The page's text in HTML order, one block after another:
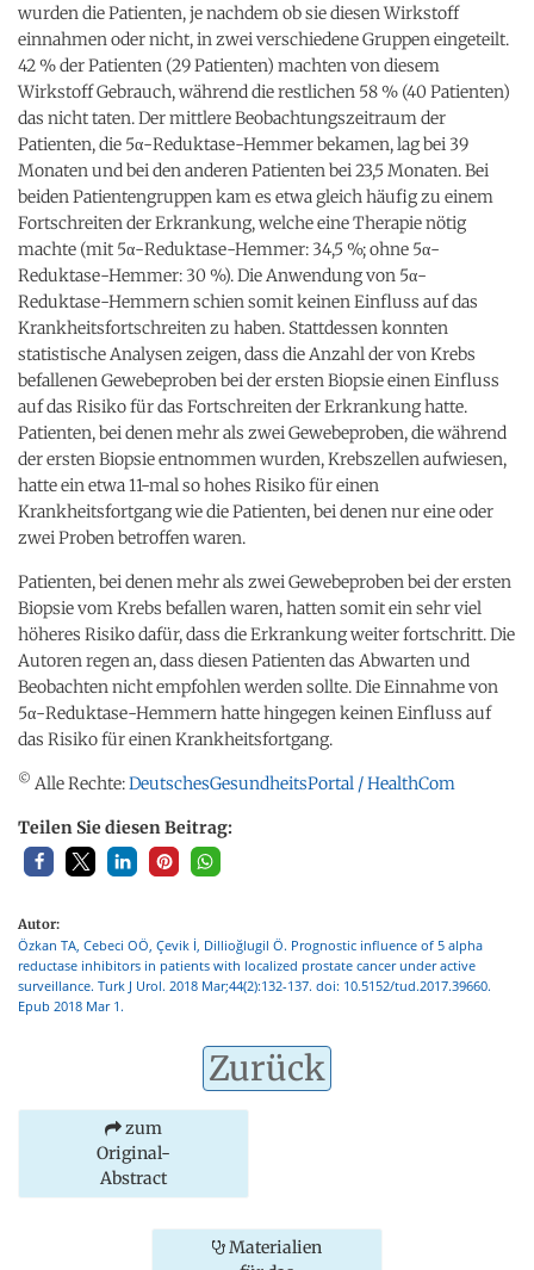
wurden die Patienten, je nachdem ob sie diesen Wirkstoff
einnahmen oder nicht, in zwei verschiedene Gruppen eingeteilt.
42 % der Patienten (29 Patienten) machten von diesem
Wirkstoff Gebrauch, während die restlichen 58 % (40 Patienten)
das nicht taten. Der mittlere Beobachtungszeitraum der
Patienten, die 5α-Reduktase-Hemmer bekamen, lag bei 39
Monaten und bei den anderen Patienten bei 23,5 Monaten. Bei
beiden Patientengruppen kam es etwa gleich häufig zu einem
Fortschreiten der Erkrankung, welche eine Therapie nötig
machte (mit 5α-Reduktase-Hemmer: 34,5 %; ohne 5α-
Reduktase-Hemmer: 30 %). Die Anwendung von 5α-
Reduktase-Hemmern schien somit keinen Einfluss auf das
Krankheitsfortschreiten zu haben. Stattdessen konnten
statistische Analysen zeigen, dass die Anzahl der von Krebs
befallenen Gewebeproben bei der ersten Biopsie einen Einfluss
auf das Risiko für das Fortschreiten der Erkrankung hatte.
Patienten, bei denen mehr als zwei Gewebeproben, die während
der ersten Biopsie entnommen wurden, Krebszellen aufwiesen,
hatte ein etwa 11-mal so hohes Risiko für einen
Krankheitsfortgang wie die Patienten, bei denen nur eine oder
zwei Proben betroffen waren.
Patienten, bei denen mehr als zwei Gewebeproben bei der ersten
Biopsie vom Krebs befallen waren, hatten somit ein sehr viel
höheres Risiko dafür, dass die Erkrankung weiter fortschritt. Die
Autoren regen an, dass diesen Patienten das Abwarten und
Beobachten nicht empfohlen werden sollte. Die Einnahme von
5α-Reduktase-Hemmern hatte hingegen keinen Einfluss auf
das Risiko für einen Krankheitsfortgang.
© Alle Rechte:DeutschesGesundheitsPortal / HealthCom
Teilen Sie diesen Beitrag:
Autor:
Özkan TA, Cebeci OÖ, Çevik İ, Dillioğlugil Ö. Prognostic influence of 5 alpha
reductase inhibitors in patients with localized prostate cancer under active
surveillance. Turk J Urol. 2018 Mar;44(2):132-137. doi: 10.5152/tud.2017.39660.
Epub 2018 Mar 1.
Zurück
zum
Original-
Abstract
Materialien